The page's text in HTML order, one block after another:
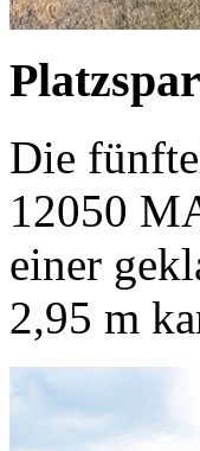
Die
12050
einer
2,95 m